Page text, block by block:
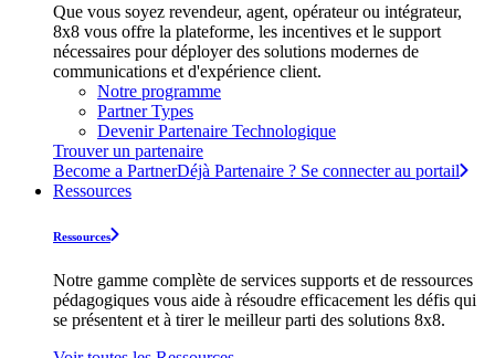
Que vous soyez revendeur, agent, opérateur ou intégrateur,
8x8 vous offre la plateforme, les incentives et le support
nécessaires pour déployer des solutions modernes de
communications et d'expérience client.
Notre programme
Partner Types
Devenir Partenaire Technologique
Trouver un partenaire
Become a PartnerDéjà Partenaire ? Se connecter au portail
Ressources
Ressources
Notre gamme complète de services supports et de ressources
pédagogiques vous aide à résoudre efficacement les défis qui
se présentent et à tirer le meilleur parti des solutions 8x8.